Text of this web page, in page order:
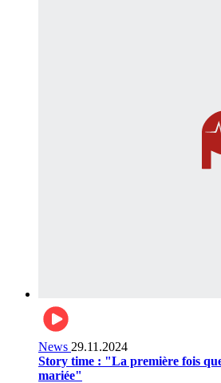
News 29.11.2024
Story time : "La première fois
mariée"